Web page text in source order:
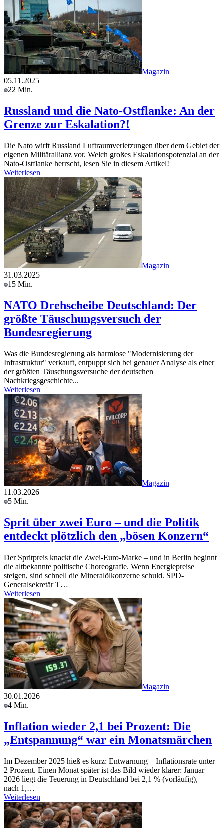
Magazin
05.11.2025
22 Min.
Russland und die Nato-Ostflanke: An der
Grenze zur Eskalation?!
Die Nato wirft Russland Luftraumverletzungen über dem Gebiet der
eigenen Militärallianz vor. Welch großes Eskalationspotenzial an der
Nato-Ostflanke herrscht, lesen Sie in diesem Artikel!
Weiterlesen
Magazin
31.03.2025
15 Min.
NATO Drehscheibe Deutschland: Der
größte Täuschungsversuch der
Bundesregierung
Was die Bundesregierung als harmlose "Modernisierung der
Infrastruktur" verkauft, entpuppt sich bei genauer Analyse als einer
der größten Täuschungsversuche der deutschen
Nachkriegsgeschichte...
Weiterlesen
Magazin
11.03.2026
5 Min.
Sprit über zwei Euro – und die Politik
entdeckt plötzlich den „bösen Konzern“
Der Spritpreis knackt die Zwei-Euro-Marke – und in Berlin beginnt
die altbekannte politische Choreografie. Wenn Energiepreise
steigen, sind schnell die Mineralölkonzerne schuld. SPD-
Generalsekretär T…
Weiterlesen
Magazin
30.01.2026
4 Min.
Inflation wieder 2,1 bei Prozent: Die
„Entspannung“ war ein Monatsmärchen
Im Dezember 2025 hieß es kurz: Entwarnung – Inflationsrate unter
2 Prozent. Einen Monat später ist das Bild wieder klarer: Januar
2026 liegt die Teuerung in Deutschland bei 2,1 % (vorläufig),
nach 1,…
Weiterlesen